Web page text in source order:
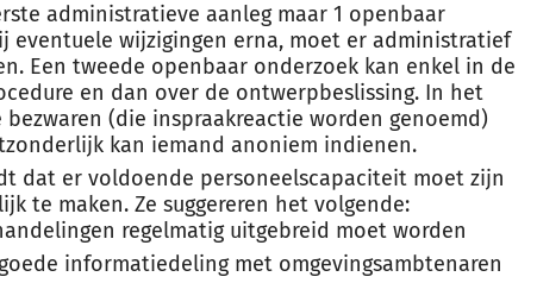
administratieve aanleg maar 1 openbaar
eventuele wijzigingen erna, moet er administratief
Een tweede openbaar onderzoek kan enkel in de
en dan over de ontwerpbeslissing. In het
(die inspraakreactie worden genoemd)
kan iemand anoniem indienen.
dat er voldoende personeelscapaciteit moet zijn
te maken. Ze suggereren het volgende:
regelmatig uitgebreid moet worden
informatiedeling met omgevingsambtenaren